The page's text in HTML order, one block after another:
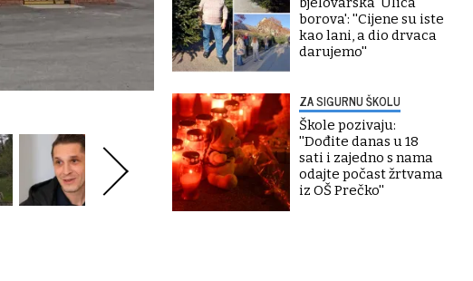
borova': ''Cijene su iste
kao lani, a dio drvaca
darujemo''
ZA SIGURNU ŠKOLU
Škole pozivaju:
''Dođite danas u 18
sati i zajedno s nama
odajte počast žrtvama
iz OŠ Prečko''